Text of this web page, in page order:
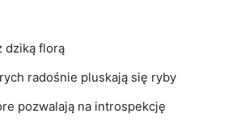
dziką florą
radośnie pluskają się ryby
pozwalają na introspekcję